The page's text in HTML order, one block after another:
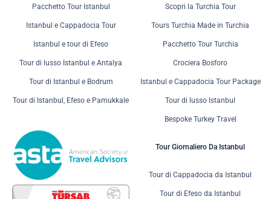
Pacchetto Tour Istanbul
Istanbul e Cappadocia Tour
Istanbul e tour di Efeso
Tour di lusso Istanbul e Antalya
Tour di Istanbul e Bodrum
Tour di Istanbul, Efeso e Pamukkale
Scopri la Turchia Tour
Tours Turchia Made in Turchia
Pacchetto Tour Turchia
Crociera Bosforo
Istanbul e Cappadocia Tour Package
Tour di lusso Istanbul
Bespoke Turkey Travel
Tour Giornaliero Da Istanbul
Tour di Cappadocia da Istanbul
Tour di Efeso da Istanbul